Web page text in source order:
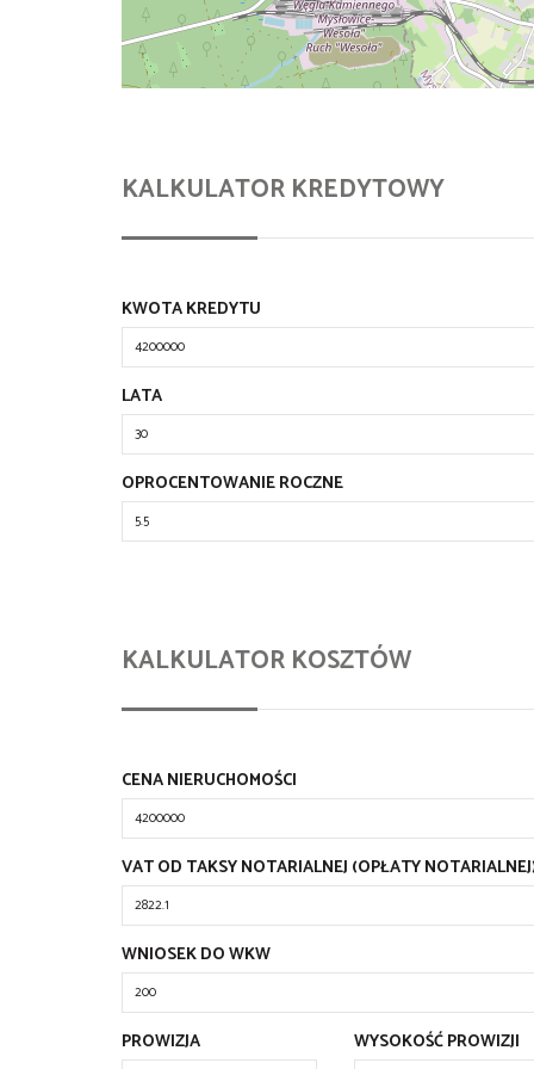
KALKULATOR KREDYTOWY
KWOTA KREDYTU
LATA
OPROCENTOWANIE ROCZNE
KALKULATOR KOSZTÓW
CENA NIERUCHOMOŚCI
VAT OD TAKSY NOTARIALNEJ (OPŁATY
WNIOSEK DO WKW
PROWIZJA
WYSOKOŚĆ PROWIZJI